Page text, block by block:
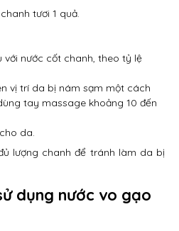
tươi 1 quả.
với nước cốt chanh, theo tỷ lệ
vị trí da bị nám sạm một cách
tay massage khoảng 10 đến
da.
lượng chanh để tránh làm da bị
dụng nước vo gạo